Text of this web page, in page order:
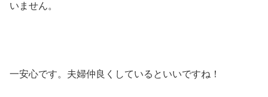
いません。
一安心です。夫婦仲良くしているといいですね！